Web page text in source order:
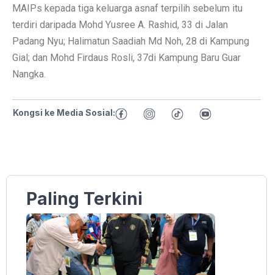
MAIPs kepada tiga keluarga asnaf terpilih sebelum itu
terdiri daripada Mohd Yusree A. Rashid, 33 di Jalan
Padang Nyu; Halimatun Saadiah Md Noh, 28 di Kampung
Gial; dan Mohd Firdaus Rosli, 37di Kampung Baru Guar
Nangka.
Kongsi ke Media Sosial:
Paling Terkini